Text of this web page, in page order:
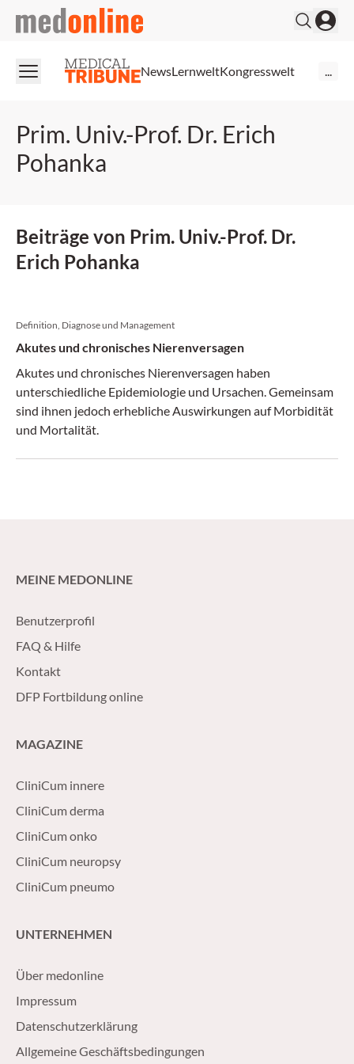
medonline
NewsLernweltKongresswelt
Prim. Univ.-Prof. Dr. Erich
Pohanka
Beiträge von Prim. Univ.-Prof. Dr.
Erich Pohanka
Definition, Diagnose und Management
Akutes und chronisches Nierenversagen
Akutes und chronisches Nierenversagen haben
unterschiedliche Epidemiologie und Ursachen. Gemeinsam
sind ihnen jedoch erhebliche Auswirkungen auf Morbidität
und Mortalität.
MEINE MEDONLINE
Benutzerprofil
FAQ & Hilfe
Kontakt
DFP Fortbildung online
MAGAZINE
CliniCum innere
CliniCum derma
CliniCum onko
CliniCum neuropsy
CliniCum pneumo
UNTERNEHMEN
Über medonline
Impressum
Datenschutzerklärung
Allgemeine Geschäftsbedingungen